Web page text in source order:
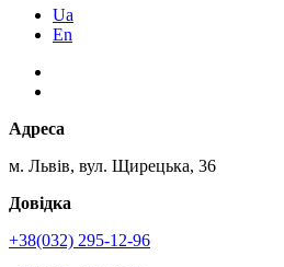
Ua
En
Адреса
м. Львів, вул. Щирецька, 36
Довідка
+38(032) 295-12-96